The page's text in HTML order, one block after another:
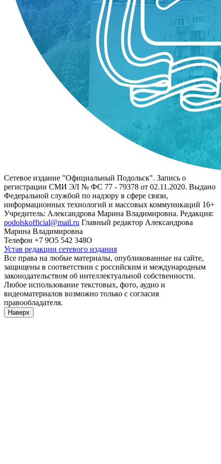
Сетевое издание "Официальный Подольск". Запись о
регистрации СМИ ЭЛ № ФС 77 - 79378 от 02.11.2020. Выдано
Федеральной службой по надзору в сфере связи,
информационных технологий и массовых коммуникаций 16+
Учредитель: Александрова Марина Владимировна. Редакция:
podolskofficial@mail.ru Главный редактор Александрова
Марина Владимировна
Телефон +7 9О5 542 348О
Устав редакции сетевого издания
Все права на любые материалы, опубликованные на сайте,
защищены в соответствии с российским и международным
законодательством об интеллектуальной собственности.
Любое использование текстовых, фото, аудио и
видеоматериалов возможно только с согласия
правообладателя.
Наверх